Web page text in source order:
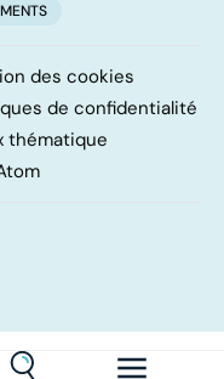
des cookies
de confidentialité
thématique